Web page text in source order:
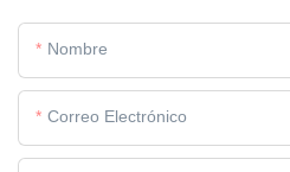
Nombre
Correo Electrónico